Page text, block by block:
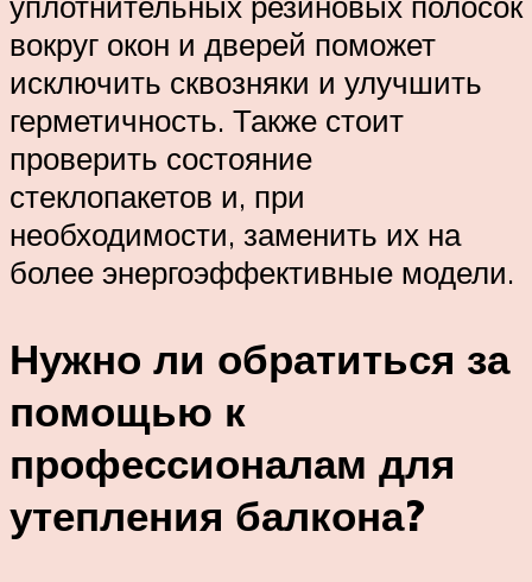
вокруг окон и дверей поможет
исключить сквозняки и улучшить
герметичность. Также стоит
проверить состояние
стеклопакетов и, при
необходимости, заменить их на
более энергоэффективные модели.
Нужно ли обратиться за
помощью к
профессионалам для
утепления балкона?